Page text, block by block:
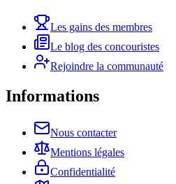
Les gains des membres
Le blog des concouristes
Rejoindre la communauté
Informations
Nous contacter
Mentions légales
Confidentialité